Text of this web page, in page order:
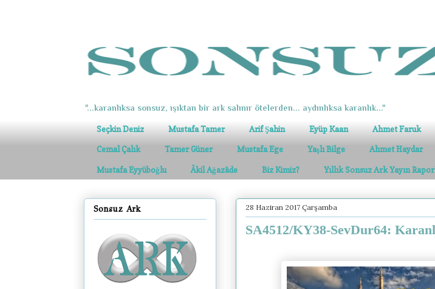
"...karanlıksa sonsuz, ışıktan bir ark salınır ötelerden... aydınlıksa karanlık..."
Seçkin Deniz Mustafa Tamer Arif Şahin Eyüp Kaan Ahmet Faruk
Cemal Çalık Tamer Güner Mustafa Ege Yaşlı Bilge Ahmet Haydar
Mustafa Eyyüboğlu Âkil Ağazâde Biz Kimiz? Yıllık Sonsuz Ark Yayın
28 Haziran 2017 Çarşamba
SA4512/KY38-SevDur64:
Sonsuz Ark